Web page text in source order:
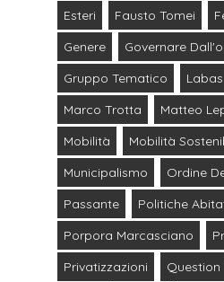
Esteri
Fausto Tomei
Genere
Governare
Gruppo Tematico
Labas
Marco Trotta
Matteo
Mobilità
Mobilità
Municipalismo
Ordine
Passante
Politiche
Porpora Marcasciano
Privatizzazioni
Question